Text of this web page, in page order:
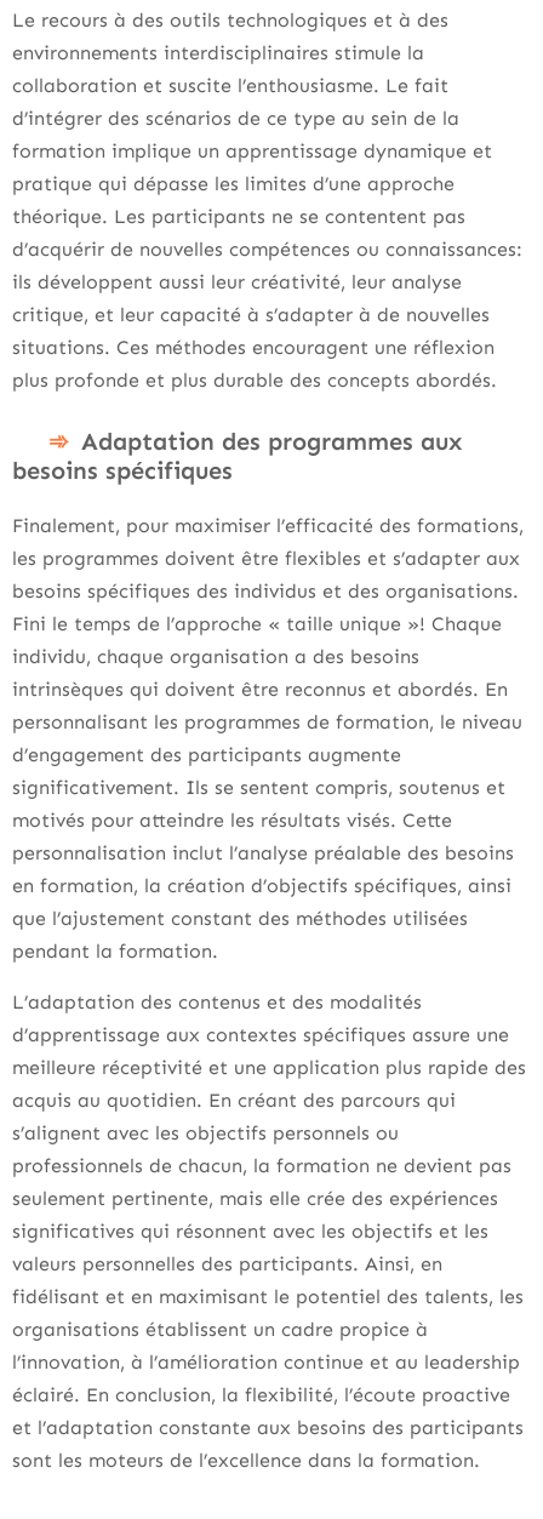
Le recours à des outils technologiques et à des
environnements interdisciplinaires stimule la
collaboration et suscite l’enthousiasme. Le fait
d’intégrer des scénarios de ce type au sein de la
formation implique un apprentissage dynamique et
pratique qui dépasse les limites d’une approche
théorique. Les participants ne se contentent pas
d’acquérir de nouvelles compétences ou connaissances:
ils développent aussi leur créativité, leur analyse
critique, et leur capacité à s’adapter à de nouvelles
situations. Ces méthodes encouragent une réflexion
plus profonde et plus durable des concepts abordés.
Adaptation des programmes aux
besoins spécifiques
Finalement, pour maximiser l’efficacité des formations,
les programmes doivent être flexibles et s’adapter aux
besoins spécifiques des individus et des organisations.
Fini le temps de l’approche « taille unique »! Chaque
individu, chaque organisation a des besoins
intrinsèques qui doivent être reconnus et abordés. En
personnalisant les programmes de formation, le niveau
d’engagement des participants augmente
significativement. Ils se sentent compris, soutenus et
motivés pour atteindre les résultats visés. Cette
personnalisation inclut l’analyse préalable des besoins
en formation, la création d’objectifs spécifiques, ainsi
que l’ajustement constant des méthodes utilisées
pendant la formation.
L’adaptation des contenus et des modalités
d’apprentissage aux contextes spécifiques assure une
meilleure réceptivité et une application plus rapide des
acquis au quotidien. En créant des parcours qui
s’alignent avec les objectifs personnels ou
professionnels de chacun, la formation ne devient pas
seulement pertinente, mais elle crée des expériences
significatives qui résonnent avec les objectifs et les
valeurs personnelles des participants. Ainsi, en
fidélisant et en maximisant le potentiel des talents, les
organisations établissent un cadre propice à
l’innovation, à l’amélioration continue et au leadership
éclairé. En conclusion, la flexibilité, l’écoute proactive
et l’adaptation constante aux besoins des participants
sont les moteurs de l’excellence dans la formation.